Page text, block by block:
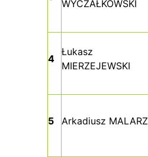
WYCZAŁKOWSKI
4
Łukasz
MIERZEJEWSKI
5 Arkadiusz MALARZ